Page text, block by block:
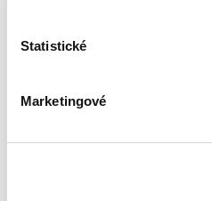
Statistické
Marketingové